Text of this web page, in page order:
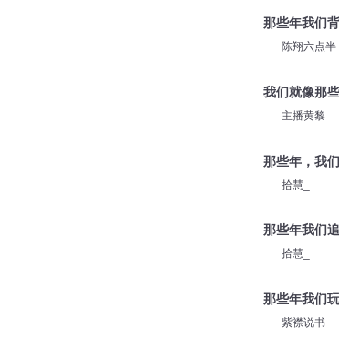
那些年我们
陈翔六点半
我们就像那
主播黄黎
那些年，我
拾慧_
那些年我们
拾慧_
那些年我们
紫襟说书